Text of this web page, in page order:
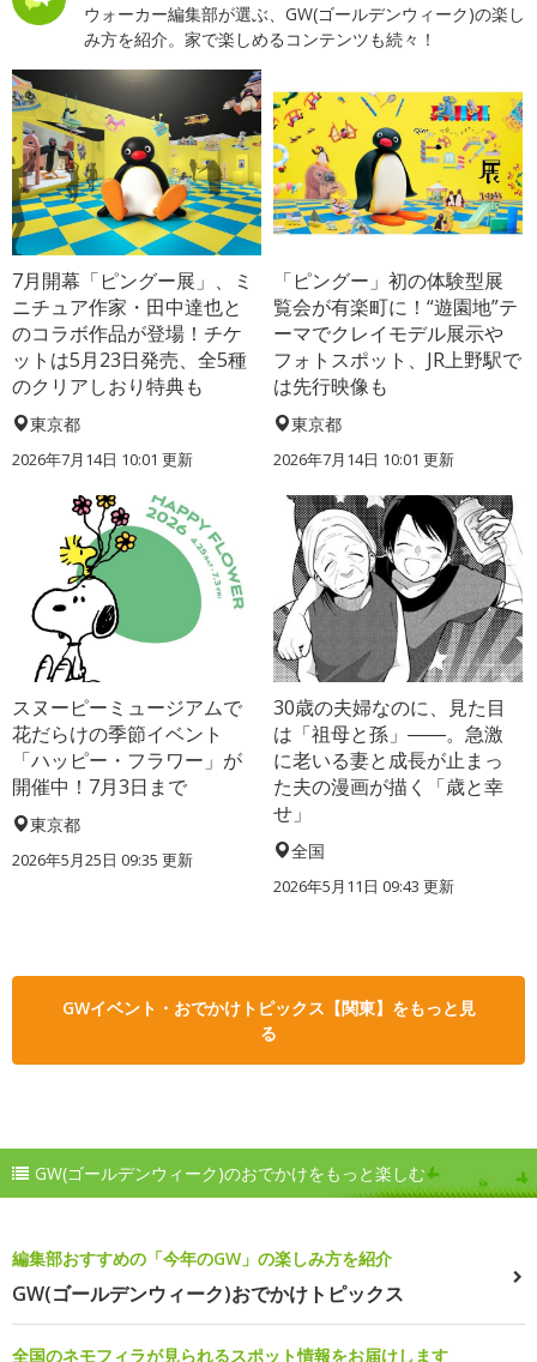
ウォーカー編集部が選ぶ、GW(ゴールデンウィーク)の楽し
み方を紹介。家で楽しめるコンテンツも続々！
7月開幕「ピングー展」、ミ
ニチュア作家・田中達也と
のコラボ作品が登場！チケ
ットは5月23日発売、全5種
のクリアしおり特典も
東京都
2026年7月14日 10:01 更新
「ピングー」初の体験型展
覧会が有楽町に！“遊園地”テ
ーマでクレイモデル展示や
フォトスポット、JR上野駅で
は先行映像も
東京都
2026年7月14日 10:01 更新
スヌーピーミュージアムで
花だらけの季節イベント
「ハッピー・フラワー」が
開催中！7月3日まで
東京都
2026年5月25日 09:35 更新
30歳の夫婦なのに、見た目
は「祖母と孫」――。急激
に老いる妻と成長が止まっ
た夫の漫画が描く「歳と幸
せ」
全国
2026年5月11日 09:43 更新
GWイベント・おでかけトピックス【関東】をもっと見
る
GW(ゴールデンウィーク)のおでかけをもっと楽しむ
編集部おすすめの「今年のGW」の楽しみ方を紹介
GW(ゴールデンウィーク)おでかけトピックス
全国のネモフィラが見られるスポット情報をお届けします